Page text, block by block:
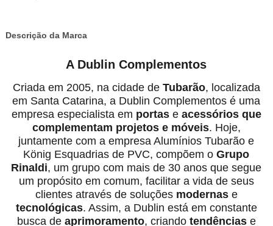
Descrição da Marca
A Dublin Complementos
Criada em 2005, na cidade de Tubarão, localizada
em Santa Catarina, a Dublin Complementos é uma
empresa especialista em portase acessórios que
complementam projetos e móveis. Hoje,
juntamente com a empresa Alumínios Tubarão e
König Esquadrias de PVC, compõem oGrupo
Rinaldi, um grupo com mais de 30 anos que segue
um propósito em comum, facilitar a vida de seus
clientes através de soluções modernase
tecnológicas. Assim, a Dublin está em constante
busca de aprimoramento, criando tendênciase